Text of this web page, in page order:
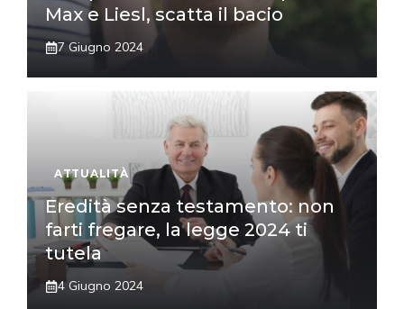
Max e Liesl, scatta il bacio
7 Giugno 2024
ATTUALITÀ
Eredità senza testamento: non
farti fregare, la legge 2024 ti
tutela
4 Giugno 2024